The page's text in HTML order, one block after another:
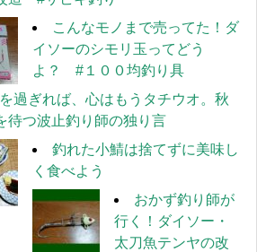
こんなモノまで売ってた！ダ
イソーのシモリ玉ってどう
よ？ #１００均釣り具
過ぎれば、心はもうタチウオ。秋
待つ波止釣り師の独り言
釣れた小鯖は捨てずに美味し
く食べよう
おかず釣り師が
行く！ダイソー・
太刀魚テンヤの改